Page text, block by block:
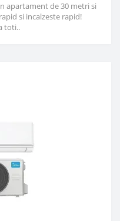
apartament de 30 metri si
si incalzeste rapid!
toti..